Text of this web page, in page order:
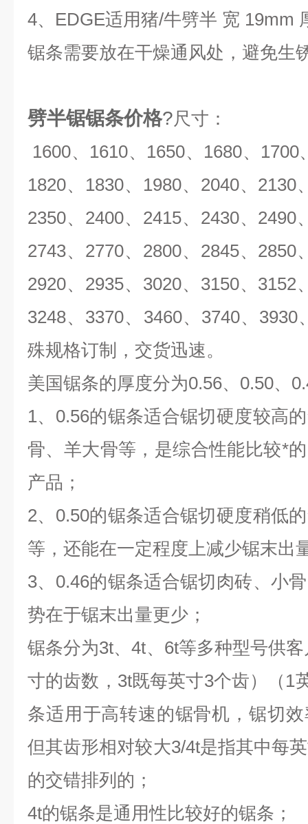
4、EDGE适用猪/牛劈半 宽 19mm
锯条需要放在干燥通风处，避免生
劈半锯锯条价格?尺寸：
1600、1610、1650、1680、
1820、1830、1980、2040、2130
2350、2400、2415、2430、2490
2743、2770、2800、2845、2850
2920、2935、3020、3150、3152
3248、3370、3460、3740、
殊规格订制，交货迅速。
美国锯条的厚度分为0.56、0.50、
1、0.56的锯条适合锯切硬度较高
骨、羊大骨等，是综合性能比较*
产品；
2、0.50的锯条适合锯切硬度稍低
等，还能在一定程度上减少锯末出
3、0.46的锯条适合锯切肉砖、小
势在于锯末出量更少；
锯条分为3t、4t、6t等多种型号供
寸的齿数，3t既每英寸3个齿）（1
条适用于高转速的锯骨机，锯切
但其齿形相对较大3/4t是指其中每
的交错排列的；
4t的锯条是通用性比较好的锯条；